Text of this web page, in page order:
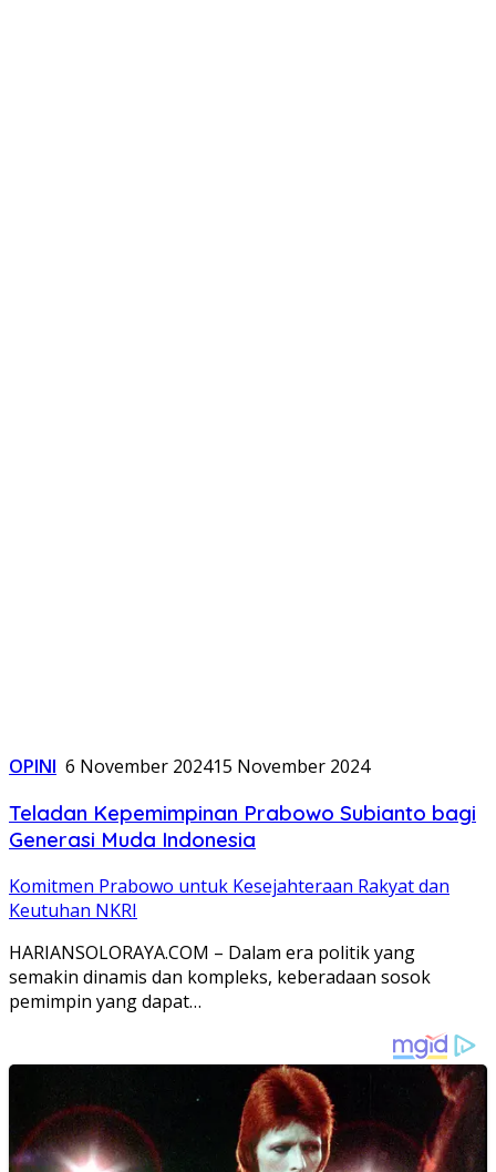
OPINI 6 November 202415 November 2024
Teladan Kepemimpinan Prabowo Subianto bagi
Generasi Muda Indonesia
Komitmen Prabowo untuk Kesejahteraan Rakyat dan
Keutuhan NKRI
HARIANSOLORAYA.COM – Dalam era politik yang
semakin dinamis dan kompleks, keberadaan sosok
pemimpin yang dapat…